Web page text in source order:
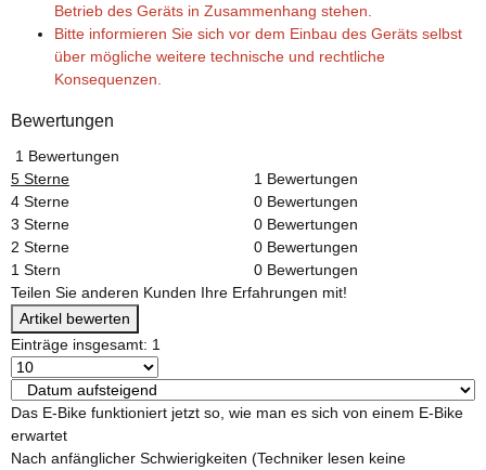
Betrieb des Geräts in Zusammenhang stehen.
Bitte informieren Sie sich vor dem Einbau des Geräts selbst
über mögliche weitere technische und rechtliche
Konsequenzen.
Bewertungen
1 Bewertungen
5 Sterne
1 Bewertungen
4 Sterne
0 Bewertungen
3 Sterne
0 Bewertungen
2 Sterne
0 Bewertungen
1 Stern
0 Bewertungen
Teilen Sie anderen Kunden Ihre Erfahrungen mit!
Artikel bewerten
Einträge insgesamt: 1
Das E-Bike funktioniert jetzt so, wie man es sich von einem E-Bike
erwartet
Nach anfänglicher Schwierigkeiten (Techniker lesen keine